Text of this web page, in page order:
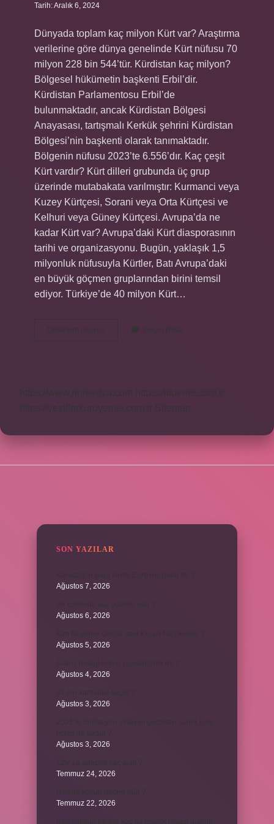
Tarih: Aralık 6, 2024
Dünyada toplam kaç milyon Kürt var? Araştırma
verilerine göre dünya genelinde Kürt nüfusu 70
milyon 228 bin 544’tür. Kürdistan kaç milyon?
Bölgesel hükümetin başkenti Erbil’dir.
Kürdistan Parlamentosu Erbil’de
bulunmaktadır, ancak Kürdistan Bölgesi
Anayasası, tartışmalı Kerkük şehrini Kürdistan
Bölgesi’nin başkenti olarak tanımaktadır.
Bölgenin nüfusu 2023’te 6.556’dır. Kaç çeşit
Kürt vardır? Kürt dilleri grubunda üç grup
üzerinde mutabakata varılmıştır: Kurmanci veya
Kuzey Kürtçesi, Sorani veya Orta Kürtçesi ve
Kelhuri veya Güney Kürtçesi. Avrupa’da ne
kadar Kürt var? Avrupa’daki Kürt diasporasının
tarihi ve organizasyonu. Bugün, yaklaşık 1,5
milyonluk nüfusuyla Kürtler, Batı Avrupa’daki
en büyük göçmen gruplarından birini temsil
ediyor. Türkiye’de 40 milyon Kürt…
Devamını okuyun
Dünyada
Yorum Bırak
https://www.rinmedya.com
https://bluenet.com.tr
https://yesillerkuruyemis.com.tr Sitemap
SON YAZILAR
Ağustos 7, 2026
Ağustos 6, 2026
Ağustos 5, 2026
Ağustos 4, 2026
Ağustos 3, 2026
Ağustos 3, 2026
Temmuz 24, 2026
Temmuz 22, 2026